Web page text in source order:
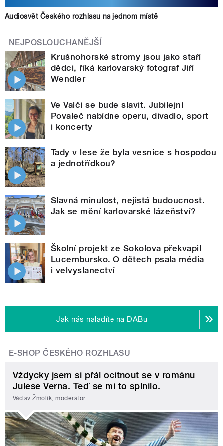
Audiosvět Českého rozhlasu na jednom místě
NEJPOSLOUCHANĚJŠÍ
Krušnohorské stromy jsou jako staří
dědci, říká karlovarský fotograf Jiří
Wendler
Ve Valči se bude slavit. Jubilejní
Povaleč nabídne operu, divadlo, sport
i koncerty
Tady v lese že byla vesnice s hospodou
a jednotřídkou?
Slavná minulost, nejistá budoucnost.
Jak se mění karlovarské lázeňství?
Školní projekt ze Sokolova překvapil
Lucembursko. O dětech psala média
i velvyslanectví
Jak nás naladíte na DABu
E-SHOP ČESKÉHO ROZHLASU
Vždycky jsem si přál ocitnout se v románu
Julese Verna. Teď se mi to splnilo.
Václav Žmolík, moderátor